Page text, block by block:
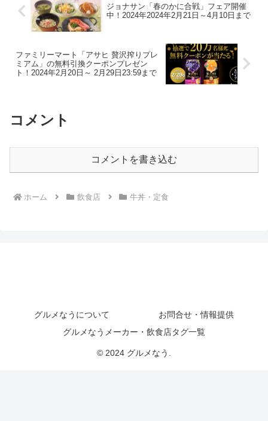
ジョナサン「春のかに合戦」フェア開催
中！2024年2024年2月21日～4月10日まで
ファミリーマート「アサヒ 贅沢搾りプレ
ミアム」の無料引換クーポンプレゼン
ト！2024年2月20日～ 2月29日23:59まで
コメント
コメントを書き込む
ホーム 飲食店 牛丼・定食
グルメなうについて
お問合せ・情報提供
グルメなうメーカー・飲食店タグ一覧
© 2024 グルメなう.